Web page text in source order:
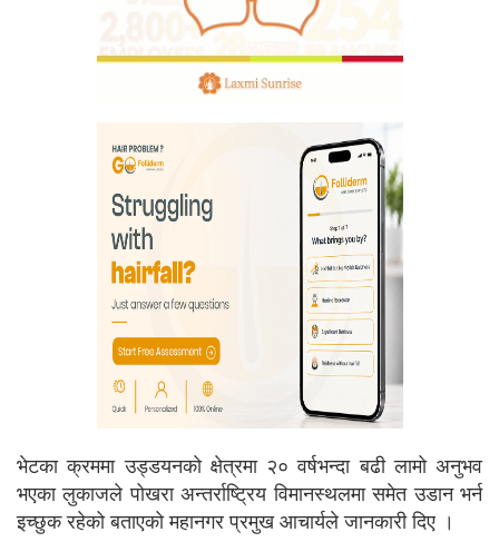
भेटका क्रममा उड्डयनको क्षेत्रमा २० वर्षभन्दा बढी लामो अनुभव
भएका लुकाजले पोखरा अन्तर्राष्ट्रिय विमानस्थलमा समेत उडान भर्न
इच्छुक रहेको बताएको महानगर प्रमुख आचार्यले जानकारी दिए ।